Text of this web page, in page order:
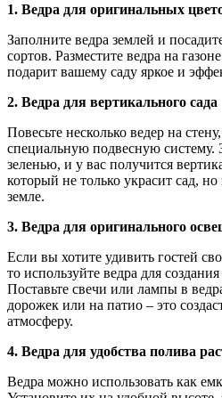
1. Ведра для оригинальных
Заполните ведра землей и
сортов. Разместите ведра на
подарит вашему саду яркое и
2. Ведра для вертикального сада
Повесьте несколько ведер на
специальную подвесную систему.
зеленью, и у вас получится
который не только украсит сад,
земле.
3. Ведра для оригинального
Если вы хотите удивить гостей
то используйте ведра для
Поставьте свечи или лампы в
дорожек или на патио – это
атмосферу.
4. Ведра для удобства полива
Ведра можно использовать как